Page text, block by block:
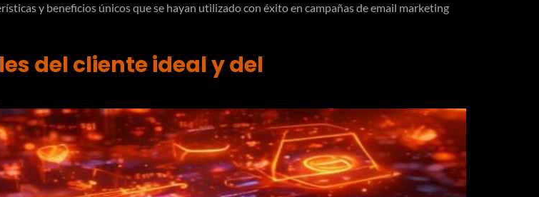
y beneficios únicos que se hayan utilizado con éxito en campañas de email marketing
del cliente ideal y del